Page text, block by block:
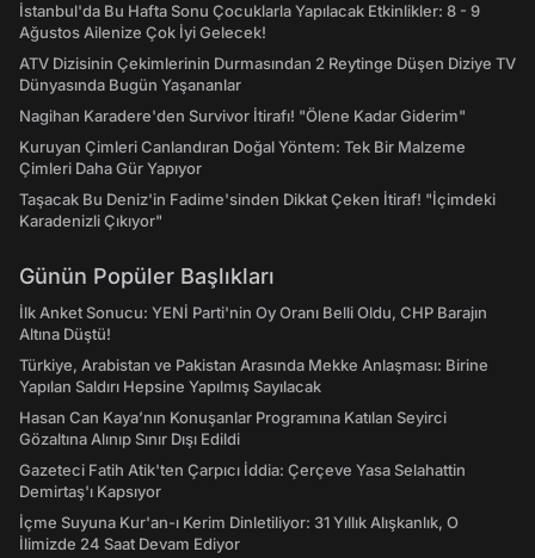
İstanbul'da Bu Hafta Sonu Çocuklarla Yapılacak Etkinlikler: 8 - 9
Ağustos Ailenize Çok İyi Gelecek!
ATV Dizisinin Çekimlerinin Durmasından 2 Reytinge Düşen Diziye TV
Dünyasında Bugün Yaşananlar
Nagihan Karadere'den Survivor İtirafı! "Ölene Kadar Giderim"
Kuruyan Çimleri Canlandıran Doğal Yöntem: Tek Bir Malzeme
Çimleri Daha Gür Yapıyor
Taşacak Bu Deniz'in Fadime'sinden Dikkat Çeken İtiraf! "İçimdeki
Karadenizli Çıkıyor"
Günün Popüler Başlıkları
İlk Anket Sonucu: YENİ Parti'nin Oy Oranı Belli Oldu, CHP Barajın
Altına Düştü!
Türkiye, Arabistan ve Pakistan Arasında Mekke Anlaşması: Birine
Yapılan Saldırı Hepsine Yapılmış Sayılacak
Hasan Can Kaya’nın Konuşanlar Programına Katılan Seyirci
Gözaltına Alınıp Sınır Dışı Edildi
Gazeteci Fatih Atik'ten Çarpıcı İddia: Çerçeve Yasa Selahattin
Demirtaş'ı Kapsıyor
İçme Suyuna Kur'an-ı Kerim Dinletiliyor: 31 Yıllık Alışkanlık, O
İlimizde 24 Saat Devam Ediyor